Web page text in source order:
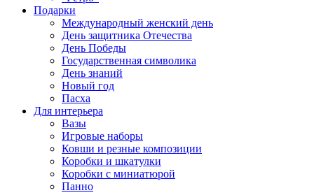
Подарки
Международный женский день
День защитника Отечества
День Победы
Государственная символика
День знаний
Новый год
Пасха
Для интерьера
Вазы
Игровые наборы
Ковши и резные композиции
Коробки и шкатулки
Коробки с миниатюрой
Панно